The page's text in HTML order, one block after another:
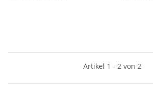
Artikel 1 - 2 von 2